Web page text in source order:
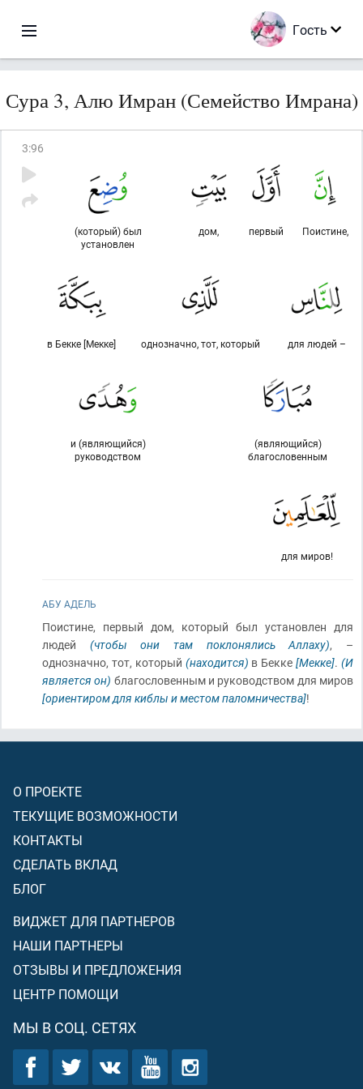
Гость
Сура 3, Алю Имран (Семейство Имрана)
3:96
Поистине,
первый
дом,
(который) был
установлен
для людей –
однозначно, тот, который
в Бекке [Мекке]
(являющийся)
благословенным
и (являющийся)
руководством
для миров!
АБУ АДЕЛЬ
Поистине, первый дом, который был установлен для
людей (чтобы они там поклонялись Аллаху), –
однозначно, тот, который (находится) в Бекке[Мекке].(И
является он) благословенным и руководством для миров
[ориентиром для киблы и местом паломничества]!
О ПРОЕКТЕ
ТЕКУЩИЕ ВОЗМОЖНОСТИ
КОНТАКТЫ
СДЕЛАТЬ ВКЛАД
БЛОГ
ВИДЖЕТ ДЛЯ ПАРТНЕРОВ
НАШИ ПАРТНЕРЫ
ОТЗЫВЫ И ПРЕДЛОЖЕНИЯ
ЦЕНТР ПОМОЩИ
МЫ В СОЦ. СЕТЯХ